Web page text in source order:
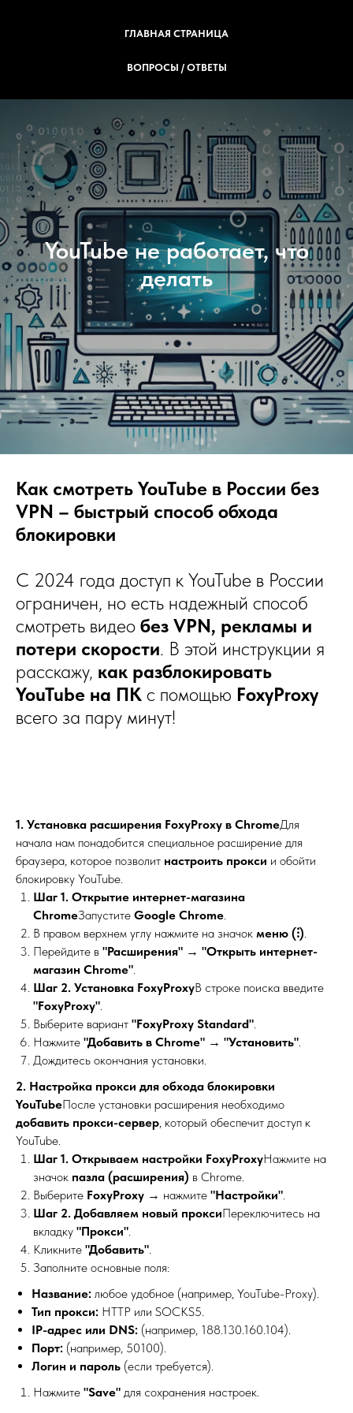
ГЛАВНАЯ СТРАНИЦА
ВОПРОСЫ / ОТВЕТЫ
YouTube не работает, что
делать
Как смотреть YouTube в России без
VPN – быстрый способ обхода
блокировки
С 2024 года доступ к YouTube в России
ограничен, но есть надежный способ
смотреть видео без VPN, рекламы и
потери скорости. В этой инструкции я
расскажу, как разблокировать
YouTube на ПК с помощью FoxyProxy
всего за пару минут!
1. Установка расширения FoxyProxy в ChromeДля
начала нам понадобится специальное расширение для
браузера, которое позволит настроить прокси и обойти
блокировку YouTube.
Шаг 1. Открытие интернет-магазина
ChromeЗапустите Google Chrome.
В правом верхнем углу нажмите на значок меню (⁝).
Перейдите в "Расширения" → "Открыть интернет-
магазин Chrome".
Шаг 2. Установка FoxyProxyВ строке поиска введите
"FoxyProxy".
Выберите вариант "FoxyProxy Standard".
Нажмите "Добавить в Chrome" → "Установить".
Дождитесь окончания установки.
2. Настройка прокси для обхода блокировки
YouTubeПосле установки расширения необходимо
добавить прокси-сервер, который обеспечит доступ к
YouTube.
Шаг 1. Открываем настройки FoxyProxyНажмите на
значок пазла (расширения) в Chrome.
Выберите FoxyProxy → нажмите "Настройки".
Шаг 2. Добавляем новый проксиПереключитесь на
вкладку "Прокси".
Кликните "Добавить".
Заполните основные поля:
Название: любое удобное (например, YouTube-Proxy).
Тип прокси: HTTP или SOCKS5.
IP-адрес или DNS: (например, 188.130.160.104).
Порт: (например, 50100).
Логин и пароль (если требуется).
Нажмите "Save" для сохранения настроек.